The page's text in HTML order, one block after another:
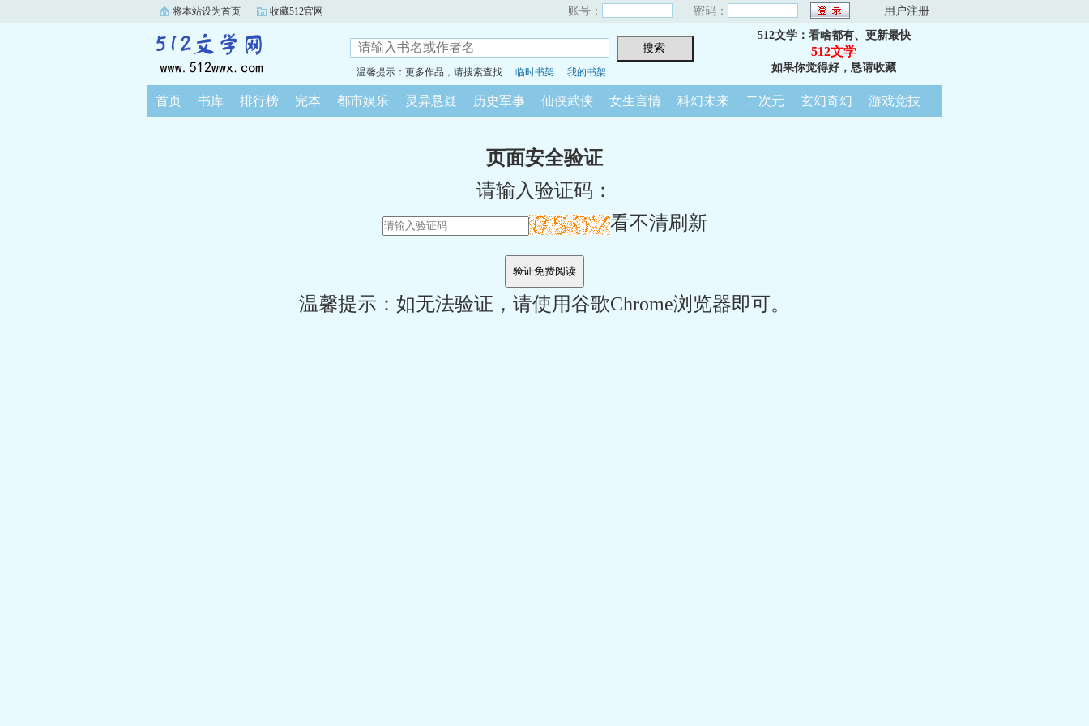
将本站设为首页 收藏512官网 账号： 密码： 用户注册
温馨提示：更多作品，请搜索查找 临时书架 我的书架
512文学：看啥都有、更新最快
512文学
如果你觉得好，恳请收藏
首页 书库 排行榜 完本 都市娱乐 灵异悬疑 历史军事 仙侠武侠 女生言情 科幻未来 二次元 玄幻奇幻 游戏竞技
页面安全验证
请输入验证码：
看不清刷新
温馨提示：如无法验证，请使用谷歌Chrome浏览器即可。